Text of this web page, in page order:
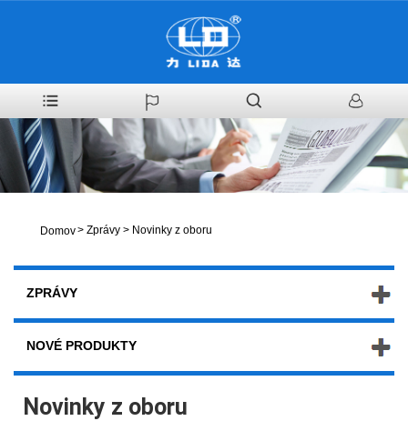
Domov> Zprávy > Novinky z oboru
ZPRÁVY
NOVÉ PRODUKTY
Novinky z oboru